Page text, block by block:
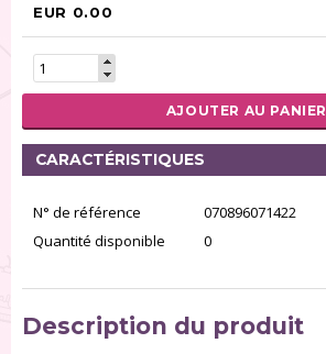
EUR 0.00
AJOUTER AU PANIER
CARACTÉRISTIQUES
N° de référence
070896071422
Quantité disponible
0
Description du produit